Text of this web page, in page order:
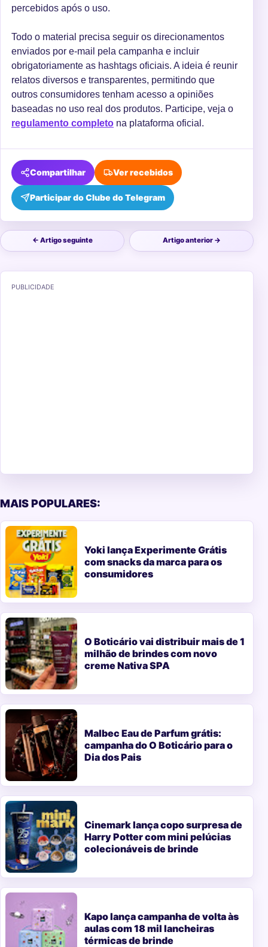
percebidos após o uso.
Todo o material precisa seguir os direcionamentos
enviados por e-mail pela campanha e incluir
obrigatoriamente as hashtags oficiais. A ideia é reunir
relatos diversos e transparentes, permitindo que
outros consumidores tenham acesso a opiniões
baseadas no uso real dos produtos. Participe, veja o
regulamento completo na plataforma oficial.
Compartilhar
Participar do Clube do Telegram
Ver recebidos
← Artigo seguinte Artigo anterior →
PUBLICIDADE
MAIS POPULARES:
Yoki lança Experimente Grátis
com snacks da marca para os
consumidores
O Boticário vai distribuir mais de 1
milhão de brindes com novo
creme Nativa SPA
Malbec Eau de Parfum grátis:
campanha do O Boticário para o
Dia dos Pais
Cinemark lança copo surpresa de
Harry Potter com mini pelúcias
colecionáveis de brinde
Kapo lança campanha de volta às
aulas com 18 mil lancheiras
térmicas de brinde